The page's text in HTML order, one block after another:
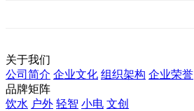
关于我们
公司简介 企业文化 组织架构 企业荣誉
品牌矩阵
饮水 户外 轻智 小电 文创